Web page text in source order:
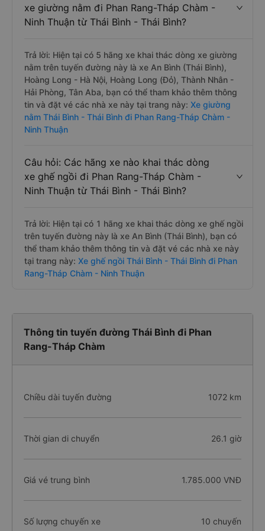
xe giường nằm đi Phan Rang-Tháp Chàm -
Ninh Thuận từ Thái Bình - Thái Bình?
Trả lời: Hiện tại có 5 hãng xe khai thác dòng xe giường
nằm trên tuyến đường này là xe An Bình (Thái Bình),
Hoàng Long - Hà Nội, Hoàng Long (Đỏ), Thành Nhân -
Hải Phòng, Tân Aba, bạn có thể tham khảo thêm thông
tin và đặt vé các nhà xe này tại trang này: Xe giường
nằm Thái Bình - Thái Bình đi Phan Rang-Tháp Chàm -
Ninh Thuận
Câu hỏi: Các hãng xe nào khai thác dòng
xe ghế ngồi đi Phan Rang-Tháp Chàm -
Ninh Thuận từ Thái Bình - Thái Bình?
Trả lời: Hiện tại có 1 hãng xe khai thác dòng xe ghế ngồi
trên tuyến đường này là xe An Bình (Thái Bình), bạn có
thể tham khảo thêm thông tin và đặt vé các nhà xe này
tại trang này: Xe ghế ngồi Thái Bình - Thái Bình đi Phan
Rang-Tháp Chàm - Ninh Thuận
Thông tin tuyến đường Thái Bình đi Phan
Rang-Tháp Chàm
Chiều dài tuyến đường 1072 km
Thời gian di chuyển 26.1 giờ
Giá vé trung bình 1.785.000 VNĐ
Số lượng chuyến xe 10 chuyến